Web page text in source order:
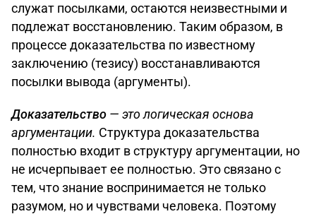
служат посылками, остаются неизвестными и
подлежат восстановлению. Таким образом, в
процессе доказательства по известному
заключению (тезису) восстанавливаются
посылки вывода (аргументы).
Доказательство — это логическая основа
аргументации. Структура доказательства
полностью входит в структуру аргументации, но
не исчерпывает ее полностью. Это связано с
тем, что знание воспринимается не только
разумом, но и чувствами человека. Поэтому